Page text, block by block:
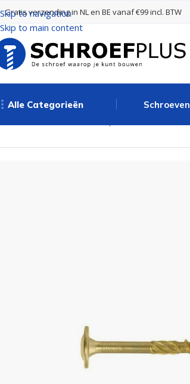
Skip to navigation
Skip to main content
Gratis verzending in NL en BE vanaf €99 incl. BTW
Alle Categorieën Schroeven